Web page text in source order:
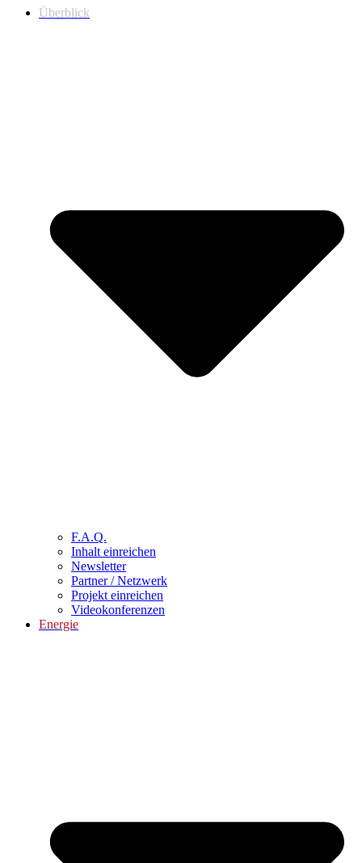
Überblick
F.A.Q.
Inhalt einreichen
Newsletter
Partner / Netzwerk
Projekt einreichen
Videokonferenzen
Energie